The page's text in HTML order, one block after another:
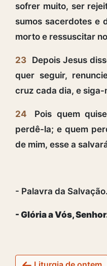
sofrer muito, ser
sumos sacerdotes e
morto e ressuscitar
23 Depois Jesus
quer seguir,
cruz cada dia, e siga-
24
Pois quem
perdê-la; e quem
de mim, esse a
- Palavra da Salvação.
- Glória a Vós,